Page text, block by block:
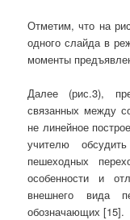
Отметим, что на
одного слайда в
моменты
Далее (рис.3),
связанных между
не линейное
учителю
пешеходных
особенности и
внешнего вида
обозначающих [15].